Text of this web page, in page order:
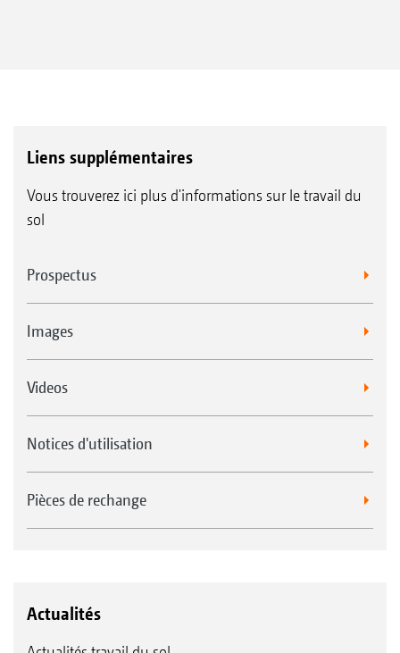
Liens supplémentaires
Vous trouverez ici plus d'informations sur le travail du
sol
Prospectus
Images
Videos
Notices d'utilisation
Pièces de rechange
Actualités